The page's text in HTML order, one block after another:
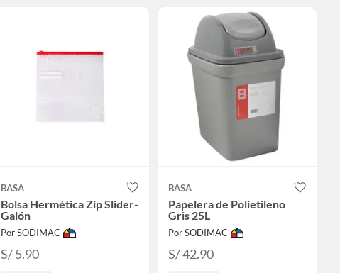
BASA
Bolsa Hermética Zip Slider-
Galón
Por SODIMAC
S/ 5.90
BASA
Papelera de Polietileno
Gris 25L
Por SODIMAC
S/ 42.90